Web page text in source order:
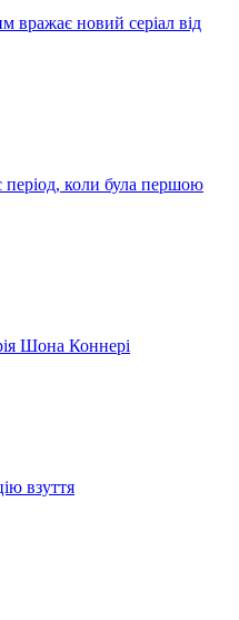
вражає новий серіал від
період, коли була першою
Шона Коннері
взуття